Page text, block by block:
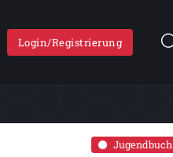
Login/Registrierung
Jugendbuch